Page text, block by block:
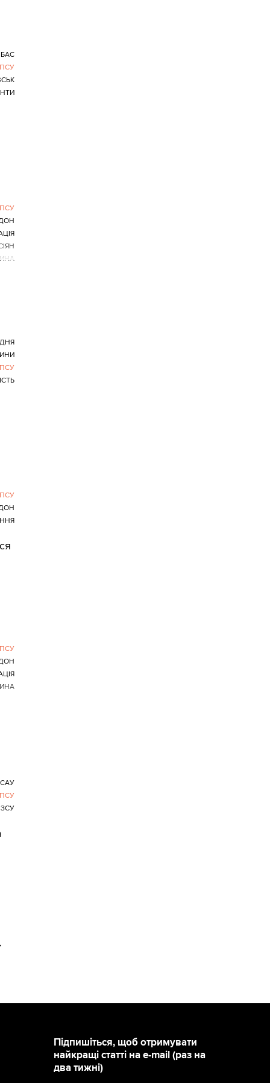
САУ
Підпишіться, щоб отримувати
найкращі статті на e-mail (раз на
два тижні)